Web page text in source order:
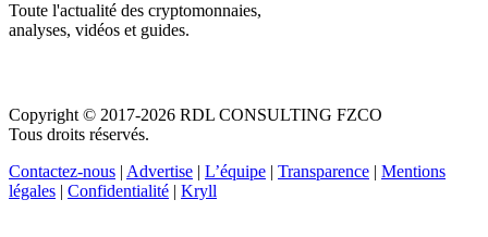
Toute l'actualité des cryptomonnaies,
analyses, vidéos et guides.
Copyright © 2017-2026 RDL CONSULTING FZCO
Tous droits réservés.
Contactez-nous | Advertise | L’équipe | Transparence | Mentions
légales | Confidentialité | Kryll